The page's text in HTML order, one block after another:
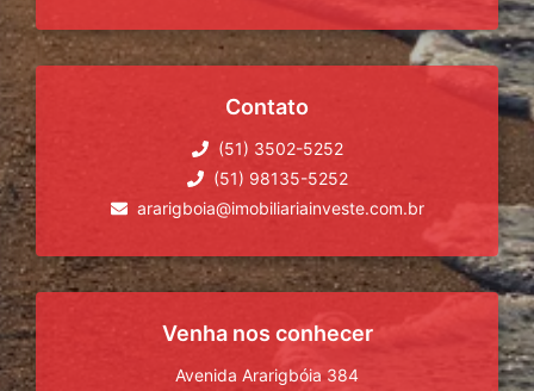
Contato
(51) 3502-5252
(51) 98135-5252
ararigboia@imobiliariainveste.com.br
Venha nos conhecer
Avenida Ararigbóia 384